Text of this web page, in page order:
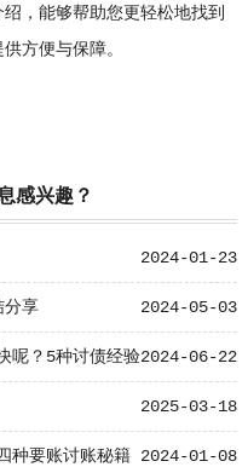
，能够帮助您更轻松地找到
方便与保障。
感兴趣？
2024-01-23
2024-05-03
分享
2024-06-22
呢？5种讨债经验
2025-03-18
2024-01-08
种要账讨账秘籍